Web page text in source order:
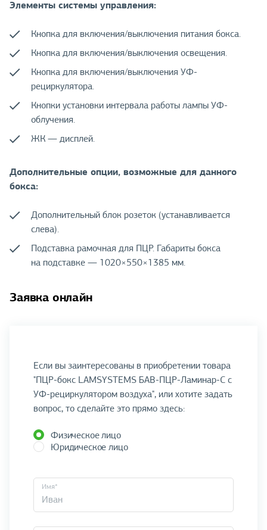
Элементы системы управления:
Кнопка для включения/выключения питания бокса.
Кнопка для включения/выключения освещения.
Кнопка для включения/выключения УФ-
рециркулятора.
Кнопки установки интервала работы лампы УФ-
облучения.
ЖК — дисплей.
Дополнительные опции, возможные для данного
бокса:
Дополнительный блок розеток (устанавливается
слева).
Подставка рамочная для ПЦР. Габариты бокса
на подставке — 1020×550×1385 мм.
Заявка онлайн
Если вы заинтересованы в приобретении товара
"ПЦР-бокс LAMSYSTEMS БАВ-ПЦР-Ламинар-С с
УФ-рециркулятором воздуха", или хотите задать
вопрос, то сделайте это прямо здесь:
Физическое лицо
Юридическое лицо
Имя*